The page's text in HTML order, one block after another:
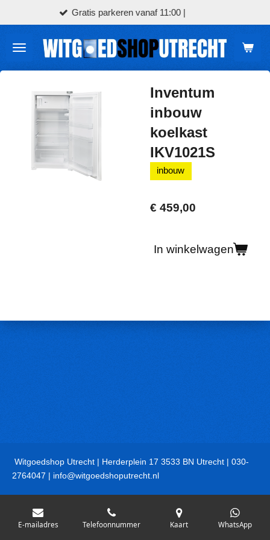
direct
naar
hoofdinhoud
vanaf 11:00 |
Inventum
inbouw
koelkast
IKV1021S
inbouw
€ 459,00
In winkelwagen
Witgoedshop Utrecht | Herderplein 17 3533 BN Utrecht | 030-
2764047 | info@witgoedshoputrecht.nl
E-mailadres Telefoonnummer Kaart WhatsApp